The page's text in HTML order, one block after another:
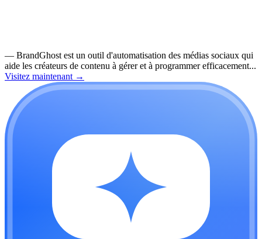
— BrandGhost est un outil d'automatisation des médias sociaux qui
aide les créateurs de contenu à gérer et à programmer efficacement...
Visitez maintenant →